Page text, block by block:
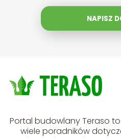
NAPISZ
Portal budowlany Teraso
wiele poradników